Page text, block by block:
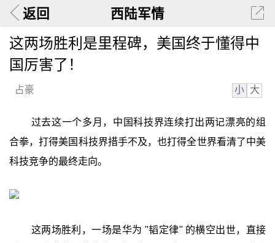
返回 西陆军情
这两场胜利是里程碑，美国终于懂得中
国厉害了！
占豪 小 大
过去这一个多月，中国科技界连续打出两记漂亮的组
合拳，打得美国科技界措手不及，也打得全世界看清了中美
科技竞争的最终走向。
这两场胜利，一场是华为 "韬定律" 的横空出世，直接